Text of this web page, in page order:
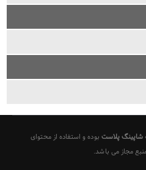
شاپینگ پلاست بوده و استفاده از محتوای
مجاز می باشد.